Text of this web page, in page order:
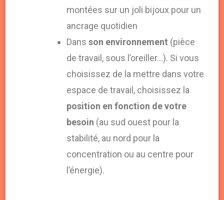
montées sur un joli bijoux pour un
ancrage quotidien
Dans son environnement (pièce
de travail, sous l’oreiller…). Si vous
choisissez de la mettre dans votre
espace de travail, choisissez la
position en fonction de votre
besoin (au sud ouest pour la
stabilité, au nord pour la
concentration ou au centre pour
l’énergie).